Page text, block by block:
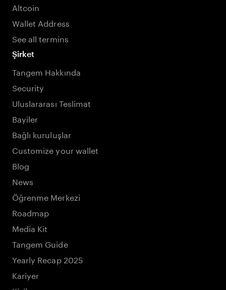
Altcoin
Wallet Address
See all termins
Şirket
Tangem Hakkında
Security
Uluslararası Teslimat
Bayiler
Bağlı kuruluşlar
Customize your wallet
Blog
News
Öğrenme Merkezi
Roadmap
Media Kit
Tangem Guide
Yearly Recap 2025
Kariyer